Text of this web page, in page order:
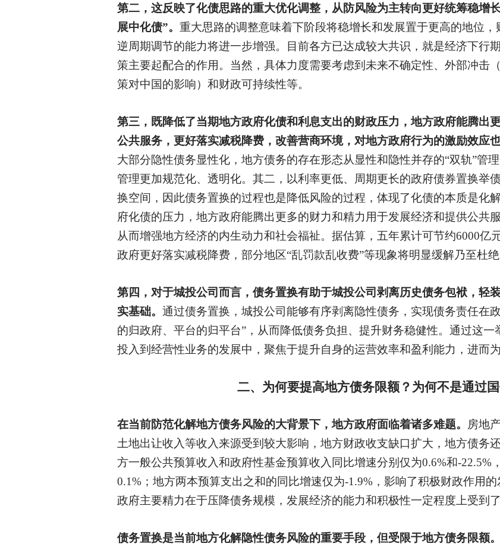
第二，这反映了化债思路的重大优化调整，从防风险为主转向更好统筹稳增
展中化债”。 重大思路的调整意味着下阶段将稳增长和发展置于更高的地位
逆周期调节的能力将进一步增强。目前各方已达成较大共识，就是经济下行
策主要起配合的作用。当然，具体力度需要考虑到未来不确定性、外部冲击
策对中国的影响）和财政可持续性等。
第三，既降低了当期地方政府化债和利息支出的财政压力，地方政府能腾出
公共服务，更好落实减税降费，改善营商环境，对地方政府行为的激励效应也
大部分隐性债务显性化，地方债务的存在形态从显性和隐性并存的“双轨”管
管理更加规范化、透明化。其二，以利率更低、周期更长的政府债券置换举
换空间，因此债务置换的过程也是降低风险的过程，体现了化债的本质是化
府化债的压力，地方政府能腾出更多的财力和精力用于发展经济和提供公共
从而增强地方经济的内生动力和社会福祉。据估算，五年累计可节约6000亿
政府更好落实减税降费，部分地区“乱罚款乱收费”等现象将明显缓解乃至杜
第四，对于城投公司而言，债务置换有助于城投公司剥离历史债务包袱，轻
实基础。 通过债务置换，城投公司能够有序剥离隐性债务，实现债务责任在
的归政府、平台的归平台”，从而降低债务负担、提升财务稳健性。通过这
投入到经营性业务的发展中，聚焦于提升自身的运营效率和盈利能力，进而
二、为何要提高地方债务限额？为何不是通过
在当前防范化解地方债务风险的大背景下，地方政府面临着诸多难题。 房地
土地出让收入等收入来源受到较大影响，地方财政收支缺口扩大，地方债务
方一般公共预算收入和政府性基金预算收入同比增速分别仅为0.6%和-22.5%
0.1%；地方两本预算支出之和的同比增速仅为-1.9%，影响了积极财政作用
政府主要精力在于压降债务规模，发展经济的能力和积极性一定程度上受到了
债务置换是当前地方化解隐性债务风险的重要手段，但受限于地方债务限额。